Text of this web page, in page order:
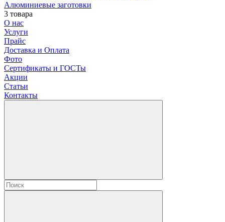
Алюминиевые заготовки
3 товара
О нас
Услуги
Прайс
Доставка и Оплата
Фото
Сертификаты и ГОСТы
Акции
Статьи
Контакты